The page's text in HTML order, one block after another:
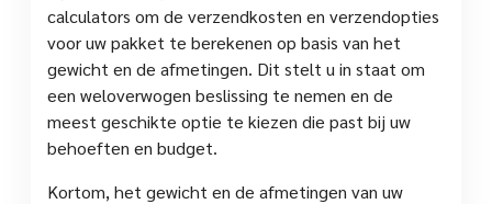
calculators om de verzendkosten en verzendopties
voor uw pakket te berekenen op basis van het
gewicht en de afmetingen. Dit stelt u in staat om
een weloverwogen beslissing te nemen en de
meest geschikte optie te kiezen die past bij uw
behoeften en budget.
Kortom, het gewicht en de afmetingen van uw